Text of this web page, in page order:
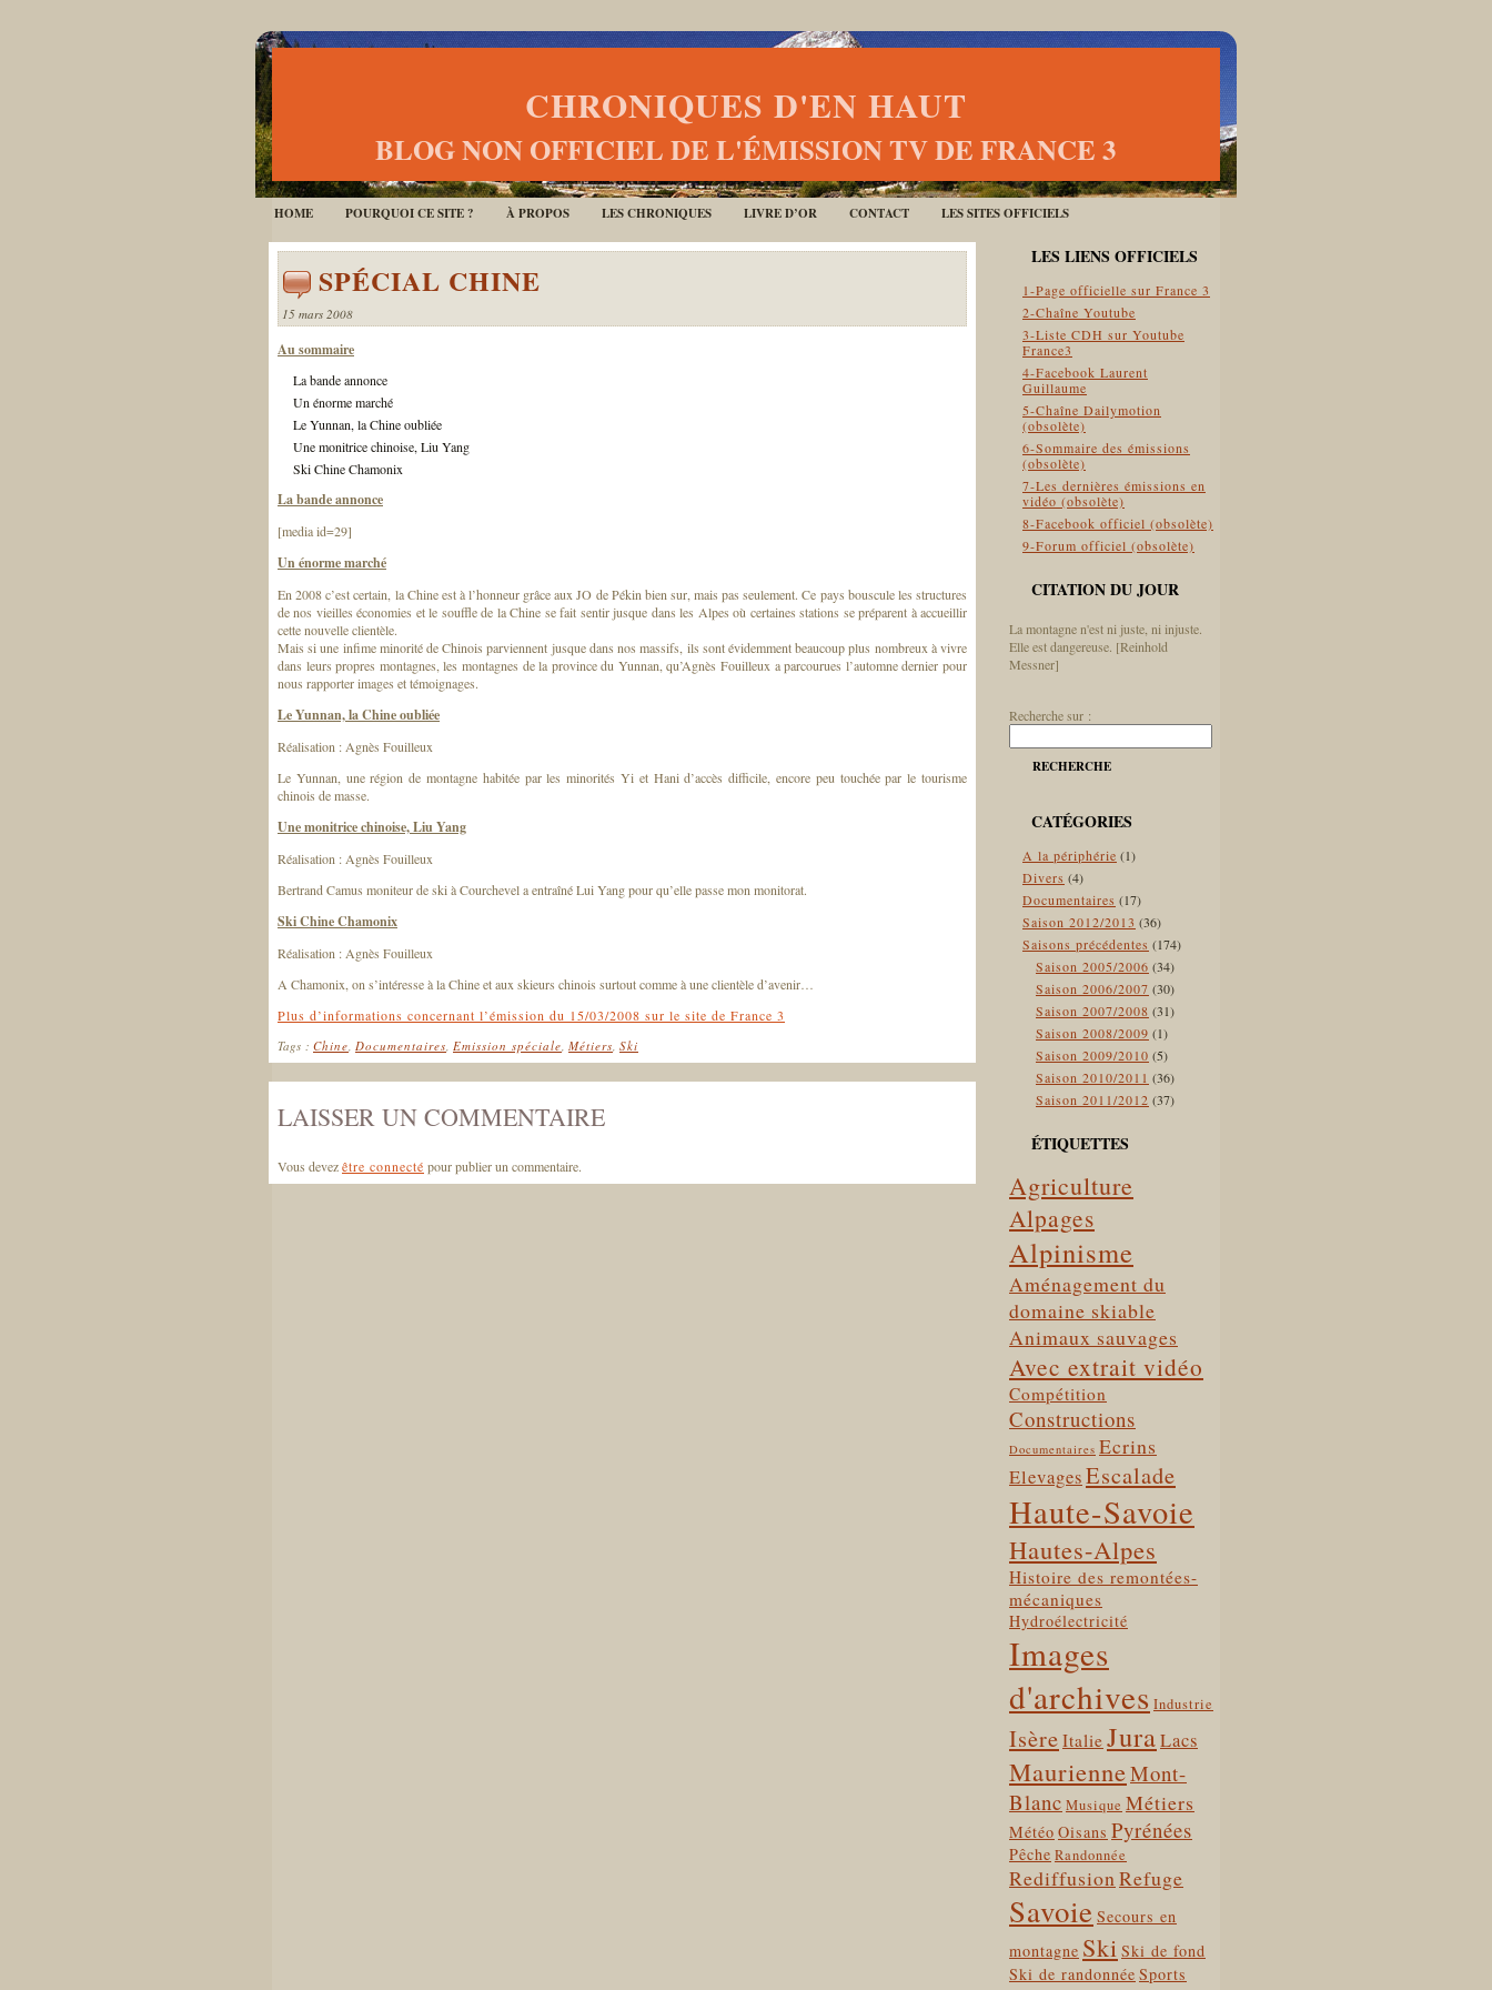
CHRONIQUES D'EN HAUT
BLOG NON OFFICIEL DE L'ÉMISSION TV DE FRANCE 3
HOME POURQUOI CE SITE ? À PROPOS LES CHRONIQUES LIVRE D’OR CONTACT LES SITES OFFICIELS
SPÉCIAL CHINE
15 mars 2008
Au sommaire
La bande annonce
Un énorme marché
Le Yunnan, la Chine oubliée
Une monitrice chinoise, Liu Yang
Ski Chine Chamonix
La bande annonce
[media id=29]
Un énorme marché
En 2008 c’est certain, la Chine est à l’honneur grâce aux JO de Pékin bien sur, mais pas seulement. Ce pays bouscule les structures
de nos vieilles économies et le souffle de la Chine se fait sentir jusque dans les Alpes où certaines stations se préparent à accueillir
cette nouvelle clientèle.
Mais si une infime minorité de Chinois parviennent jusque dans nos massifs, ils sont évidemment beaucoup plus nombreux à vivre
dans leurs propres montagnes, les montagnes de la province du Yunnan, qu’Agnès Fouilleux a parcourues l’automne dernier pour
nous rapporter images et témoignages.
Le Yunnan, la Chine oubliée
Réalisation : Agnès Fouilleux
Le Yunnan, une région de montagne habitée par les minorités Yi et Hani d’accès difficile, encore peu touchée par le tourisme
chinois de masse.
Une monitrice chinoise, Liu Yang
Réalisation : Agnès Fouilleux
Bertrand Camus moniteur de ski à Courchevel a entraîné Lui Yang pour qu’elle passe mon monitorat.
Ski Chine Chamonix
Réalisation : Agnès Fouilleux
A Chamonix, on s’intéresse à la Chine et aux skieurs chinois surtout comme à une clientèle d’avenir…
Plus d’informations concernant l’émission du 15/03/2008 sur le site de France 3
Tags : Chine Documentaires Emission spéciale Métiers Ski
LAISSER UN COMMENTAIRE
Vous devezêtre connecté pour publier un commentaire.
LES LIENS OFFICIELS
1-Page officielle sur France 3
2-Chaîne Youtube
3-Liste CDH sur Youtube
France3
4-Facebook Laurent
Guillaume
5-Chaîne Dailymotion
(obsolète)
6-Sommaire des émissions
(obsolète)
7-Les dernières émissions en
vidéo (obsolète)
8-Facebook officiel (obsolète)
9-Forum officiel (obsolète)
CITATION DU JOUR
La montagne n'est ni juste, ni injuste.
Elle est dangereuse. [Reinhold
Messner]
Recherche sur :
RECHERCHE
CATÉGORIES
A la périphérie (1)
Divers (4)
Documentaires (17)
Saison 2012/2013 (36)
Saisons précédentes (174)
Saison 2005/2006 (34)
Saison 2006/2007 (30)
Saison 2007/2008 (31)
Saison 2008/2009 (1)
Saison 2009/2010 (5)
Saison 2010/2011 (36)
Saison 2011/2012 (37)
ÉTIQUETTES
Agriculture
Alpages
Alpinisme
Aménagement du
domaine skiable
Animaux sauvages
Avec extrait vidéo
Compétition
Constructions
Documentaires Ecrins
ElevagesEscalade
Haute-Savoie
Hautes-Alpes
Histoire des remontées-
mécaniques
Hydroélectricité
Images
d'archives Industrie
Isère Italie JuraLacs
MaurienneMont-
Blanc Musique Métiers
Météo Oisans Pyrénées
Pêche Randonnée
RediffusionRefuge
Savoie Secours en
montagne Ski Ski de fond
Ski de randonnée Sports